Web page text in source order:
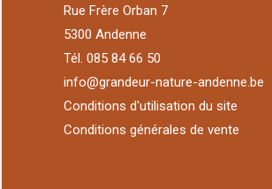
Rue Frère Orban 7
5300 Andenne
Tél. 085 84 66 50
info@grandeur-nature-andenne.be
Conditions d'utilisation du site
Conditions générales de vente